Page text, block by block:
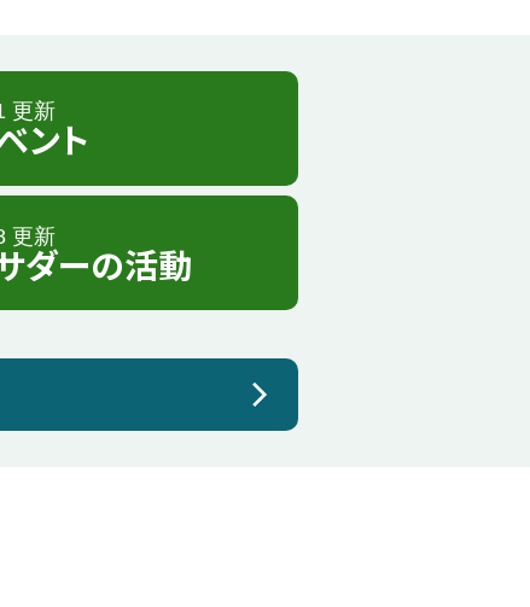
更新
ント
更新
ダーの活動